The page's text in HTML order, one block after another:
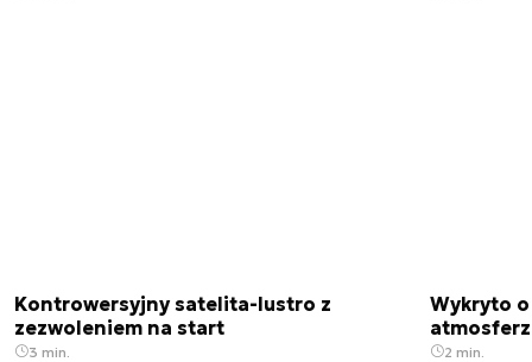
Kontrowersyjny satelita-lustro z
zezwoleniem na start
3 min.
Wykryto
2 min.